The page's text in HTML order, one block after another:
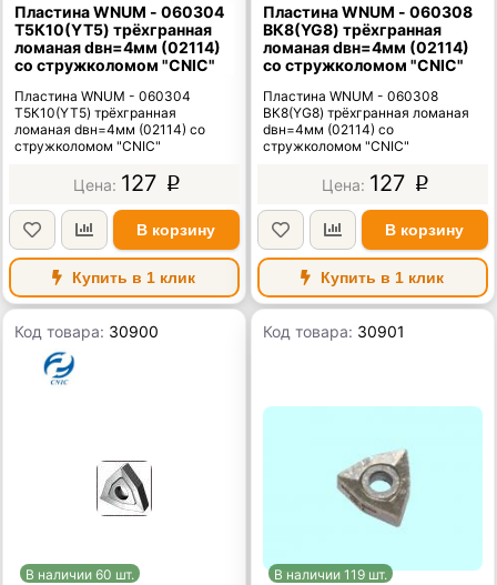
Пластина WNUM - 060304
Т5К10(YT5) трёхгранная
ломаная dвн=4мм (02114)
со стружколомом "CNIC"
Пластина WNUM - 060304
Т5К10(YT5) трёхгранная
ломаная dвн=4мм (02114) со
стружколомом "CNIC"
127 p
В корзину
Купить в 1 клик
Пластина WNUM - 060308
ВК8(YG8) трёхгранная
ломаная dвн=4мм (02114)
со стружколомом "CNIC"
Пластина WNUM - 060308
ВК8(YG8) трёхгранная ломаная
dвн=4мм (02114) со
стружколомом "CNIC"
127 p
В корзину
Купить в 1 клик
Код товара: 30900
В наличии 60 шт.
Код товара: 30901
В наличии 119 шт.